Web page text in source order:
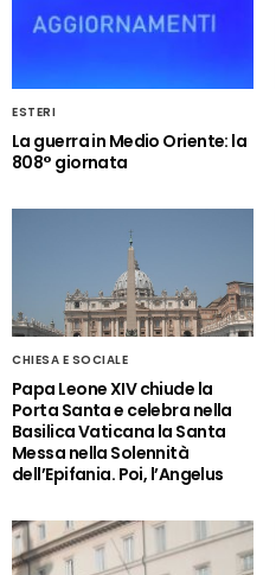
ESTERI
La guerra in Medio Oriente: la
808° giornata
CHIESA E SOCIALE
Papa Leone XIV chiude la
Porta Santa e celebra nella
Basilica Vaticana la Santa
Messa nella Solennità
dell’Epifania. Poi, l’Angelus